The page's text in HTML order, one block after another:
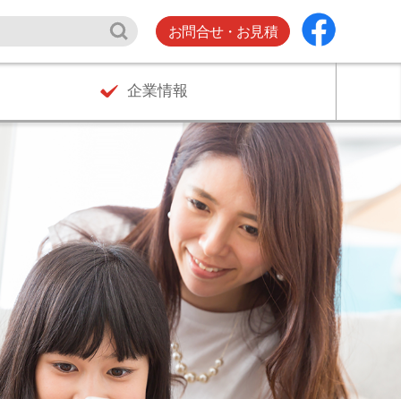
お問合せ・お見積
企業情報